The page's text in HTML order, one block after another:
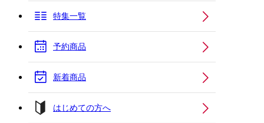
特集一覧
予約商品
新着商品
はじめての方へ